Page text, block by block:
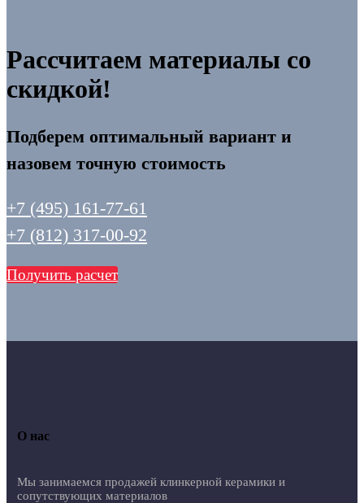
Рассчитаем материалы со
скидкой!
Подберем оптимальный вариант и
назовем точную стоимость
+7 (495) 161-77-61
+7 (812) 317-00-92
Получить расчет
О нас
Мы занимаемся продажей клинкерной керамики и
сопутствующих материалов